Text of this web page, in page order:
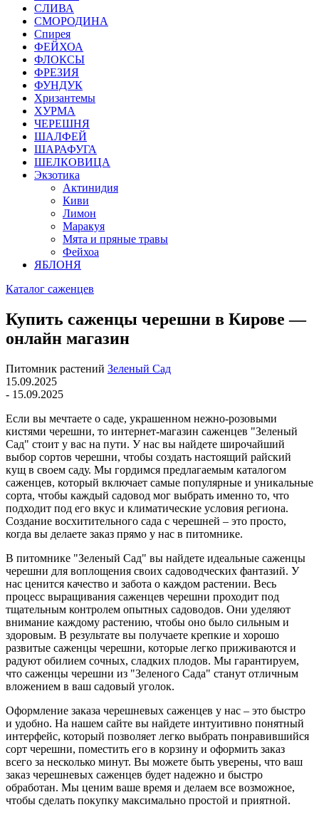
СЛИВА
СМОРОДИНА
Спирея
ФЕЙХОА
ФЛОКСЫ
ФРЕЗИЯ
ФУНДУК
Хризантемы
ХУРМА
ЧЕРЕШНЯ
ШАЛФЕЙ
ШАРАФУГА
ШЕЛКОВИЦА
Экзотика
Актинидия
Киви
Лимон
Маракуя
Мята и пряные травы
Фейхоа
ЯБЛОНЯ
Каталог саженцев
Купить саженцы черешни в Кирове —
онлайн магазин
Питомник растений Зеленый Сад
15.09.2025
- 15.09.2025
Если вы мечтаете о саде, украшенном нежно-розовыми
кистями черешни, то интернет-магазин саженцев "Зеленый
Сад" стоит у вас на пути. У нас вы найдете широчайший
выбор сортов черешни, чтобы создать настоящий райский
кущ в своем саду. Мы гордимся предлагаемым каталогом
саженцев, который включает самые популярные и уникальные
сорта, чтобы каждый садовод мог выбрать именно то, что
подходит под его вкус и климатические условия региона.
Создание восхитительного сада с черешней – это просто,
когда вы делаете заказ прямо у нас в питомнике.
В питомнике "Зеленый Сад" вы найдете идеальные саженцы
черешни для воплощения своих садоводческих фантазий. У
нас ценится качество и забота о каждом растении. Весь
процесс выращивания саженцев черешни проходит под
тщательным контролем опытных садоводов. Они уделяют
внимание каждому растению, чтобы оно было сильным и
здоровым. В результате вы получаете крепкие и хорошо
развитые саженцы черешни, которые легко приживаются и
радуют обилием сочных, сладких плодов. Мы гарантируем,
что саженцы черешни из "Зеленого Сада" станут отличным
вложением в ваш садовый уголок.
Оформление заказа черешневых саженцев у нас – это быстро
и удобно. На нашем сайте вы найдете интуитивно понятный
интерфейс, который позволяет легко выбрать понравившийся
сорт черешни, поместить его в корзину и оформить заказ
всего за несколько минут. Вы можете быть уверены, что ваш
заказ черешневых саженцев будет надежно и быстро
обработан. Мы ценим ваше время и делаем все возможное,
чтобы сделать покупку максимально простой и приятной.